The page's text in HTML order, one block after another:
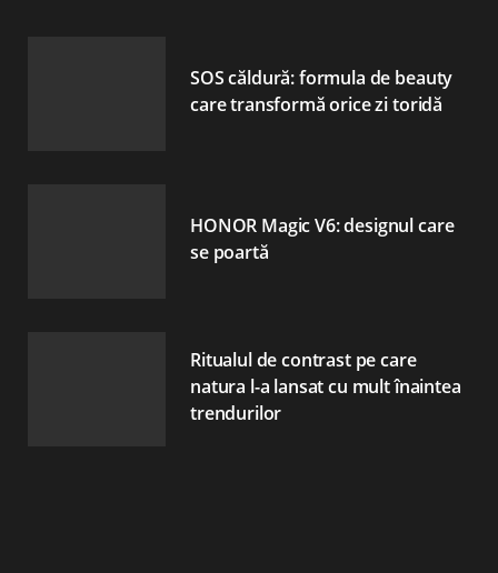
SOS căldură: formula de beauty
care transformă orice zi toridă
HONOR Magic V6: designul care
se poartă
Ritualul de contrast pe care
natura l-a lansat cu mult înaintea
trendurilor